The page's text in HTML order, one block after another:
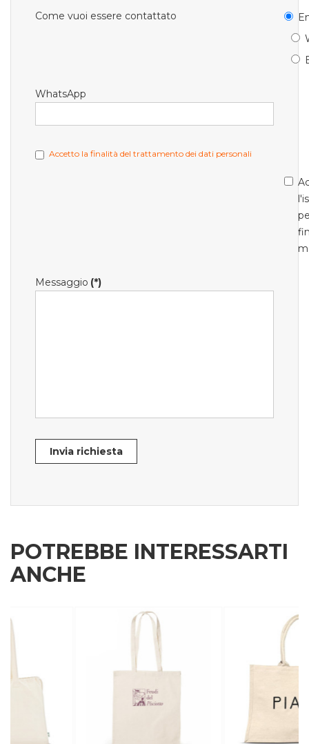
Come vuoi essere contattato
WhatsApp
Accetto la finalità del trattamento dei dati personali
Messaggio (*)
Invia richiesta
POTREBBE INTERESSARTI
ANCHE